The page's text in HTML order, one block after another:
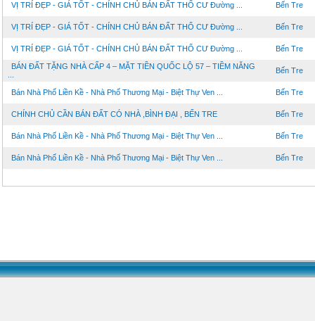
VỊ TRÍ ĐẸP - GIÁ TỐT - CHÍNH CHỦ BÁN ĐẤT THỔ CƯ Đường ... Bến Tre
VỊ TRÍ ĐẸP - GIÁ TỐT - CHÍNH CHỦ BÁN ĐẤT THỔ CƯ Đường ... Bến Tre
VỊ TRÍ ĐẸP - GIÁ TỐT - CHÍNH CHỦ BÁN ĐẤT THỔ CƯ Đường ... Bến Tre
BÁN ĐẤT TẶNG NHÀ CẤP 4 – MẶT TIỀN QUỐC LỘ 57 – TIỀM NĂNG
Bến Tre
Bán Nhà Phố Liền Kề - Nhà Phố Thương Mại - Biệt Thự Ven ... Bến Tre
CHÍNH CHỦ CẦN BÁN ĐẤT CÓ NHÀ ,BÌNH ĐẠI , BẾN TRE Bến Tre
Bán Nhà Phố Liền Kề - Nhà Phố Thương Mại - Biệt Thự Ven ... Bến Tre
Bán Nhà Phố Liền Kề - Nhà Phố Thương Mại - Biệt Thự Ven ... Bến Tre